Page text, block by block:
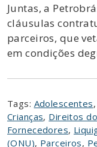
Juntas, a
cláusulas
parceiros, que
em condições
Tags: Adolescentes,
Crianças, Direitos
Fornecedores,
(ONU), Parceiros,